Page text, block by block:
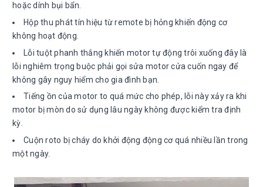
hoặc dính bụi bẩn.
Hộp thu phát tín hiệu từ remote bị hỏng khiến động cơ
không hoạt động.
Lỗi tuột phanh thắng khiến motor tự động trôi xuống đây là
lỗi nghiêm trọng buộc phải gọi sửa motor cửa cuốn ngay để
không gây nguy hiểm cho gia đình bạn.
Tiếng ồn của motor to quá mức cho phép, lỗi này xảy ra khi
motor bị mòn do sử dụng lâu ngày không được kiểm tra định
kỳ.
Cuộn roto bị cháy do khởi động động cơ quá nhiều lần trong
một ngày.